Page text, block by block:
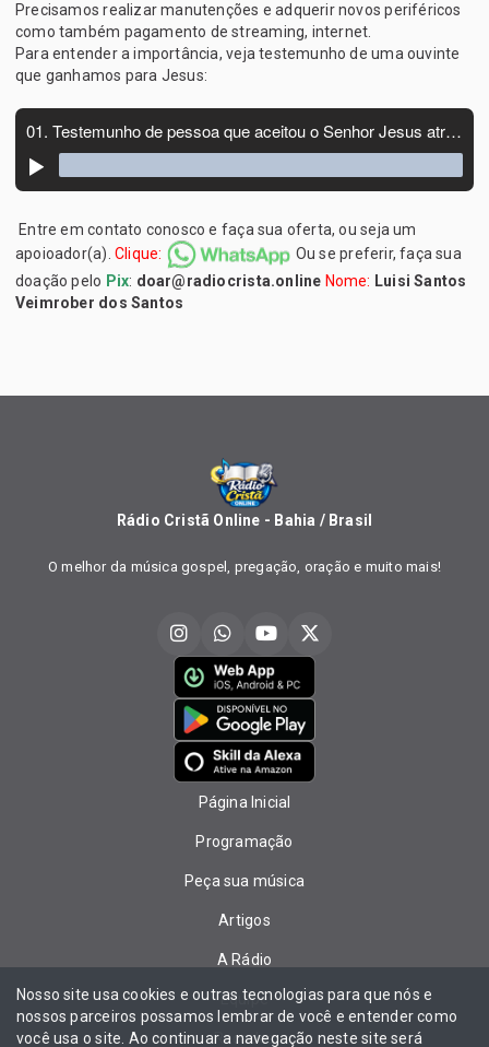
Precisamos realizar manutenções e adquerir novos periféricos
como também pagamento de streaming, internet.
Para entender a importância, veja testemunho de uma ouvinte
que ganhamos para Jesus:
Entre em contato conosco e faça sua oferta, ou seja um
apoioador(a). Clique:
Ou se preferir, faça sua
doação pelo Pix: doar@radiocrista.online Nome: Luisi Santos
Veimrober dos Santos
Rádio Cristã Online - Bahia / Brasil
O melhor da música gospel, pregação, oração e muito mais!
Página Inicial
Programação
Peça sua música
Artigos
A Rádio
Equipe
Recados
Nosso site usa cookies e outras tecnologias para que nós e
nossos parceiros possamos lembrar de você e entender como
você usa o site. Ao continuar a navegação neste site será